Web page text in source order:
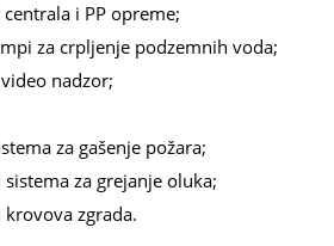
i PP opreme;
za crplјenje podzemnih voda;
nadzor;
za gašenje požara;
za grejanje oluka;
zgrada.